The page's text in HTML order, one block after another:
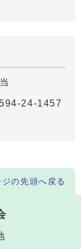
24-1457
ジの先頭へ戻る